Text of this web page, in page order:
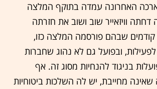
האחרונה עמדה בתוקף המלצה
וויזאייר שוב ושוב את חזרתה
שבהם פורסמה המלצה כזו,
ובפועל גם לא נהוג שחברות
בניגוד להנחיות מסוג זה. אף
מחייבת, יש לה השלכות ביטוחיות